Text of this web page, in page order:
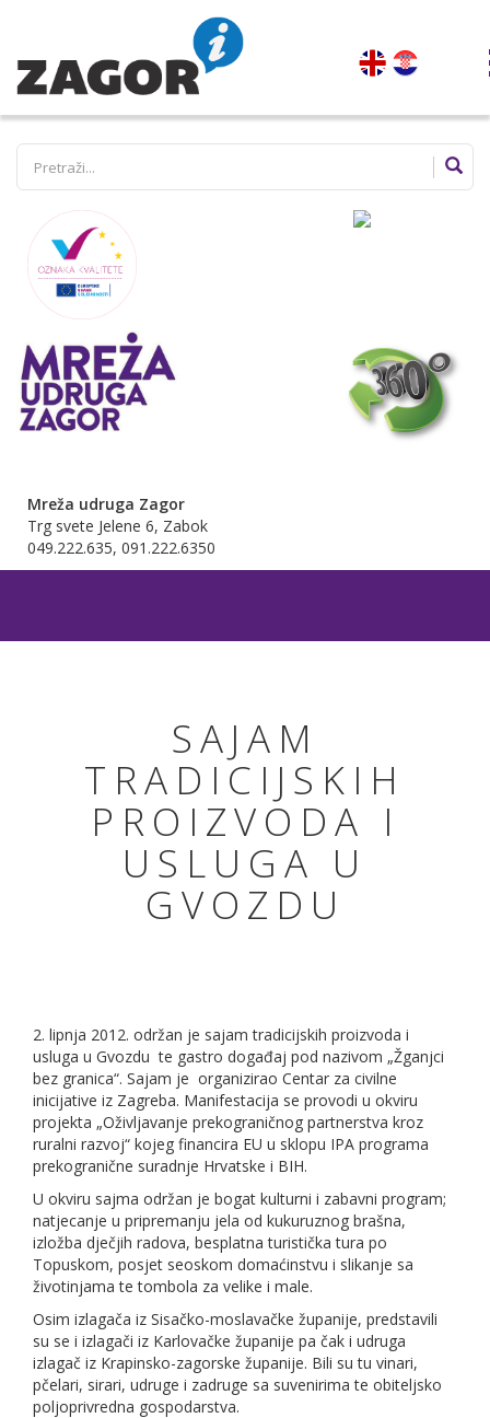
Mreža udruga Zagor
Trg svete Jelene 6, Zabok
049.222.635, 091.222.6350
SAJAM
TRADICIJSKIH
PROIZVODA I
USLUGA U
GVOZDU
2. lipnja 2012. održan je sajam tradicijskih proizvoda i
usluga u Gvozdu te gastro događaj pod nazivom „Žganjci
bez granica“. Sajam je organizirao Centar za civilne
inicijative iz Zagreba. Manifestacija se provodi u okviru
projekta „Oživljavanje prekograničnog partnerstva kroz
ruralni razvoj“ kojeg financira EU u sklopu IPA programa
prekogranične suradnje Hrvatske i BIH.
U okviru sajma održan je bogat kulturni i zabavni program;
natjecanje u pripremanju jela od kukuruznog brašna,
izložba dječjih radova, besplatna turistička tura po
Topuskom, posjet seoskom domaćinstvu i slikanje sa
životinjama te tombola za velike i male.
Osim izlagača iz Sisačko-moslavačke županije, predstavili
su se i izlagači iz Karlovačke županije pa čak i udruga
izlagač iz Krapinsko-zagorske županije. Bili su tu vinari,
pčelari, sirari, udruge i zadruge sa suvenirima te obiteljsko
poljoprivredna gospodarstva.